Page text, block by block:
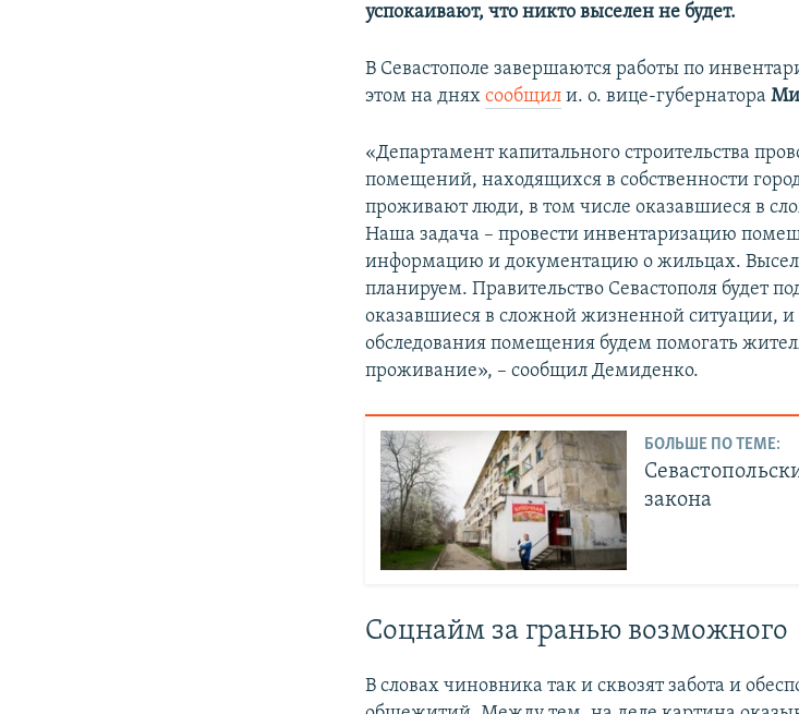
успокаивают, что никто выселен не будет.
В Севастополе завершаются работы по
этом на дняхсообщил и. о. вице-губернатора
«Департамент капитального строительства
помещений, находящихся в собственности
проживают люди, в том числе оказавшиеся в
Наша задача – провести инвентаризацию
информацию и документацию о жильцах.
планируем. Правительство Севастополя будет
оказавшиеся в сложной жизненной ситуации, и
обследования помещения будем помогать
проживание», – сообщил Демиденко.
БОЛЬШЕ ПО ТЕМЕ:
закона
​Соцнайм за гранью возможного
В словах чиновника так и сквозят забота и